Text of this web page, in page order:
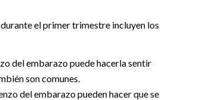
el primer trimestre incluyen los
del embarazo puede hacerla sentir
son comunes.
del embarazo pueden hacer que se